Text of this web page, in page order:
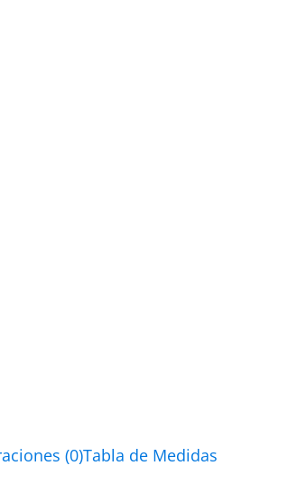
(0)Tabla de Medidas